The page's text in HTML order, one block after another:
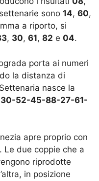
sono 14, 60,
a riporto, si
, 30, 61, 82 e 04.
porta ai numeri
la distanza di
nasce la
52-45-88-27-61-
apre proprio con
. Le due coppie che a
riprodotte
in posizione